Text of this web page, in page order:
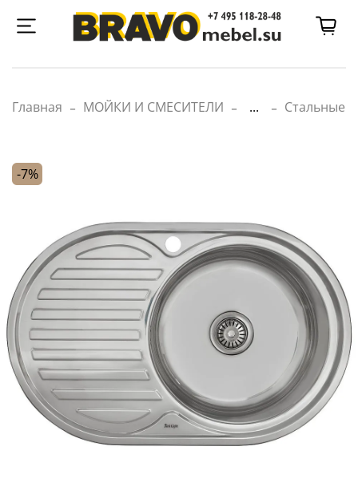
Главная МОЙКИ И СМЕСИТЕЛИ ... Стальные
-7%